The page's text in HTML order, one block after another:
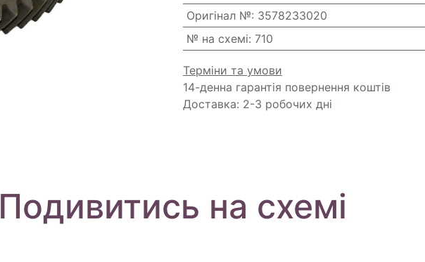
Оригінал №: 3578233020
№ на схемі: 710
Терміни та умови
14-денна гарантія повернення коштів
Доставка: 2-3 робочих дні
Подивитись на схемі